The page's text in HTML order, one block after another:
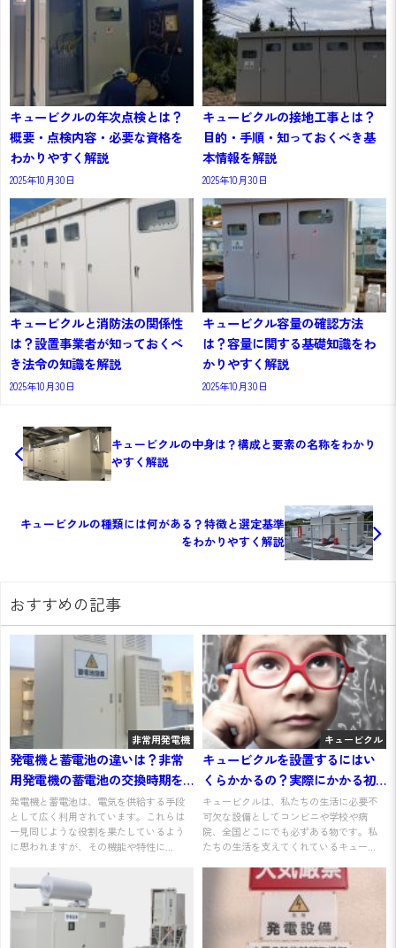
キュービクルの年次点検とは？
概要・点検内容・必要な資格を
わかりやすく解説
2025年10月30日
キュービクルの接地工事とは？
目的・手順・知っておくべき基
本情報を解説
2025年10月30日
キュービクルと消防法の関係性
は？設置事業者が知っておくべ
き法令の知識を解説
2025年10月30日
キュービクル容量の確認方法
は？容量に関する基礎知識をわ
かりやすく解説
2025年10月30日
キュービクルの中身は？構成と要素の名称をわかり
やすく解説
キュービクルの種類には何がある？特徴と選定基準
をわかりやすく解説
おすすめの記事
非常用発電機
発電機と蓄電池の違いは？非常
用発電機の蓄電池の交換時期を
わかりやすく解説
発電機と蓄電池は、電気を供給する手段
として広く利用されています。これらは
一見同じような役割を果たしているよう
に思われますが、その機能や特性に...
キュービクル
キュービクルを設置するにはい
くらかかるの？実際にかかる初
期費用や維持費も紹介！
キュービクルは、私たちの生活に必要不
可欠な設備としてコンビニや学校や病
院、全国どこにでも必ずある物です。私
たちの生活を支えてくれているキュー...